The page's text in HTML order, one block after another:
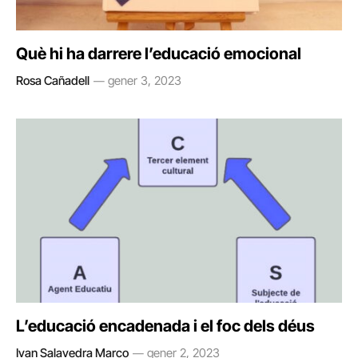
Què hi ha darrere l’educació emocional
Rosa Cañadell gener 3, 2023
L’educació encadenada i el foc dels déus
Ivan Salavedra Marco gener 2, 2023